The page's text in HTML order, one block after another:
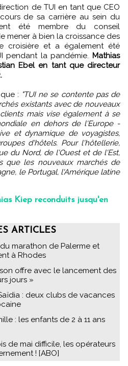
de TUI en tant que CEO
de sa carrière au sein du
été membre du conseil
mener à bien la croissance des
croisière et a également été
pendant la pandémie. Mathias
Ebel en tant que directeur
: "TUI ne se contente pas de
existants avec de nouveaux
mais vise également à se
en dehors de l'Europe -
et dynamique de voyagistes,
d'hôtels. Pour l'hôtellerie,
du Nord, de l'Ouest et de l'Est,
que les nouveaux marchés de
le Portugal, l'Amérique latine
Kiep reconduits jusqu'en
ARTICLES
marathon de Palerme et
à Rhodes
offre avec le lancement des
jours »
: deux clubs de vacances
: les enfants de 2 à 11 ans
de mai difficile, les opérateurs
! [ABO]